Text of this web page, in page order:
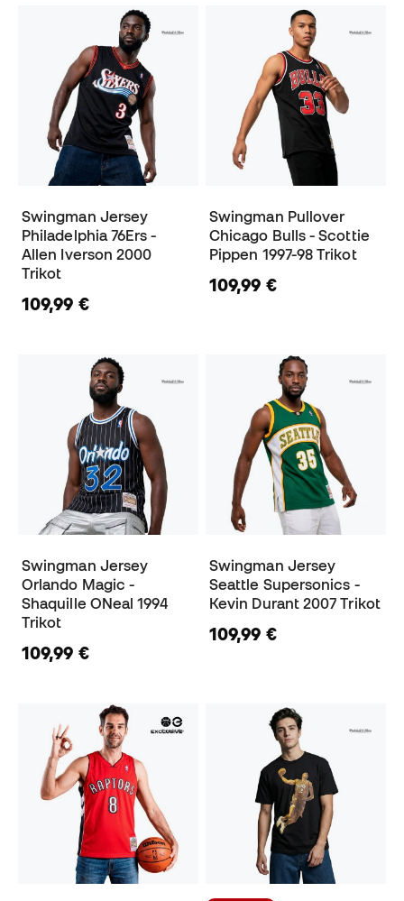
Swingman Jersey
Philadelphia 76Ers -
Allen Iverson 2000
Trikot
109,99 €
Swingman Pullover
Chicago Bulls - Scottie
Pippen 1997-98 Trikot
109,99 €
Swingman Jersey
Orlando Magic -
Shaquille ONeal 1994
Trikot
109,99 €
Swingman Jersey
Seattle Supersonics -
Kevin Durant 2007 Trikot
109,99 €